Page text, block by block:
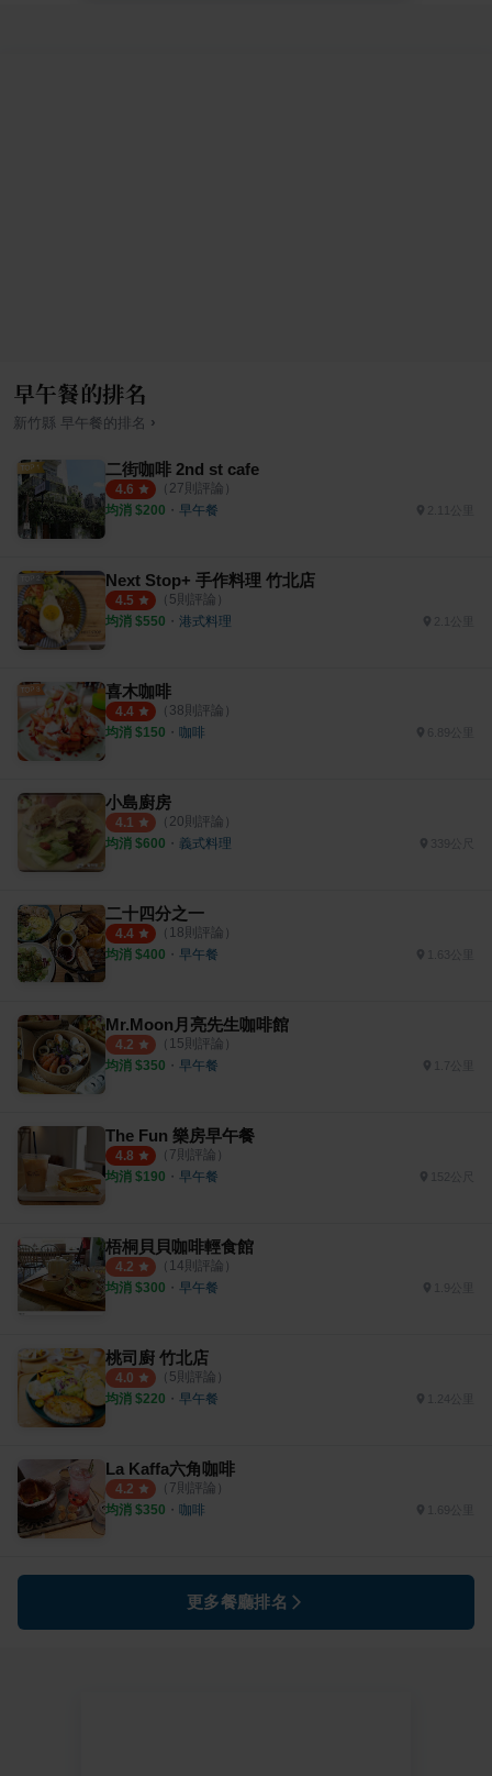
早午餐的排名
新竹縣 早午餐的排名 ›
二街咖啡 2nd st cafe
4.6 （ 27則評論）
均消 $200 ・ 早午餐
Next Stop+ 手作料理 竹北店
4.5 （ 5則評論）
均消 $550 ・ 港式料理
喜木咖啡
4.4 （ 38則評論）
均消 $150 ・ 咖啡
小島廚房
4.1 （ 20則評論）
均消 $600 ・ 義式料理
二十四分之一
4.4 （ 18則評論）
均消 $400 ・ 早午餐
Mr.Moon月亮先生咖啡館
4.2 （ 15則評論）
均消 $350 ・ 早午餐
The Fun 樂房早午餐
4.8 （ 7則評論）
均消 $190 ・ 早午餐 152公尺
梧桐貝貝咖啡輕食館
4.2 （ 14則評論）
均消 $300 ・ 早午餐
桃司廚 竹北店
4.0 （ 5則評論）
均消 $220 ・ 早午餐 1.24公里
La Kaffa六角咖啡
4.2 （ 7則評論）
均消 $350 ・ 咖啡
更多餐廳排名